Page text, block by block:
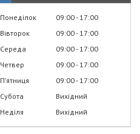
Понеділок 09:00 17:00
Вівторок
09:00 17:00
Середа
09:00 17:00
Четвер
09:00 17:00
Пʼятниця
09:00 17:00
Субота
Вихідний
Неділя
Вихідний